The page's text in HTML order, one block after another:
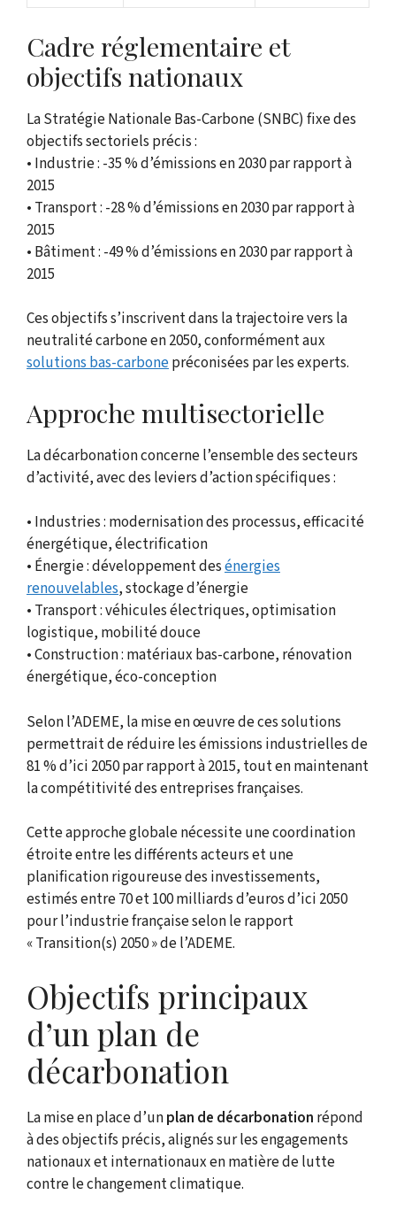
Cadre réglementaire et
objectifs nationaux
La Stratégie Nationale Bas-Carbone (SNBC) fixe des
objectifs sectoriels précis :
• Industrie : -35 % d’émissions en 2030 par rapport à
2015
• Transport : -28 % d’émissions en 2030 par rapport à
2015
• Bâtiment : -49 % d’émissions en 2030 par rapport à
2015
Ces objectifs s’inscrivent dans la trajectoire vers la
neutralité carbone en 2050, conformément aux
solutions bas-carbonepréconisées par les experts.
Approche multisectorielle
La décarbonation concerne l’ensemble des secteurs
d’activité, avec des leviers d’action spécifiques :
• Industries : modernisation des processus, efficacité
énergétique, électrification
• Énergie : développement desénergies
renouvelables, stockage d’énergie
• Transport : véhicules électriques, optimisation
logistique, mobilité douce
• Construction : matériaux bas-carbone, rénovation
énergétique, éco-conception
Selon l’ADEME, la mise en œuvre de ces solutions
permettrait de réduire les émissions industrielles de
81 % d’ici 2050 par rapport à 2015, tout en maintenant
la compétitivité des entreprises françaises.
Cette approche globale nécessite une coordination
étroite entre les différents acteurs et une
planification rigoureuse des investissements,
estimés entre 70 et 100 milliards d’euros d’ici 2050
pour l’industrie française selon le rapport
« Transition(s) 2050 » de l’ADEME.
Objectifs principaux
d’un plan de
décarbonation
La mise en place d’unplan de décarbonation répond
à des objectifs précis, alignés sur les engagements
nationaux et internationaux en matière de lutte
contre le changement climatique.